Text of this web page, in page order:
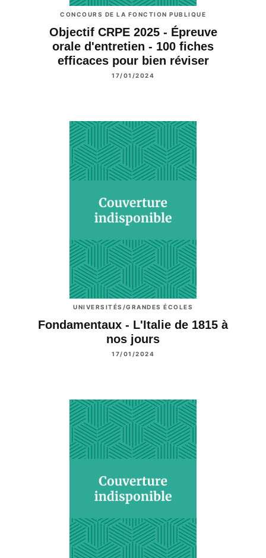
CONCOURS DE LA FONCTION PUBLIQUE
Objectif CRPE 2025 - Épreuve
orale d'entretien - 100 fiches
efficaces pour bien réviser
17/01/2024
UNIVERSITÉS/GRANDES ÉCOLES
Fondamentaux - L'Italie de 1815 à
nos jours
17/01/2024